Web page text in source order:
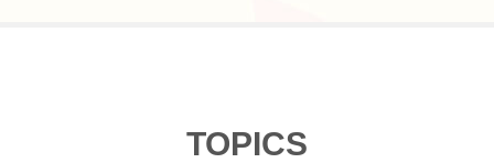
TOPICS